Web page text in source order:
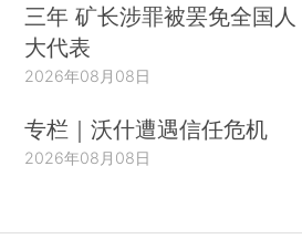
三年 矿长涉罪被罢免全国人
大代表
2026年08月08日
专栏｜沃什遭遇信任危机
2026年08月08日